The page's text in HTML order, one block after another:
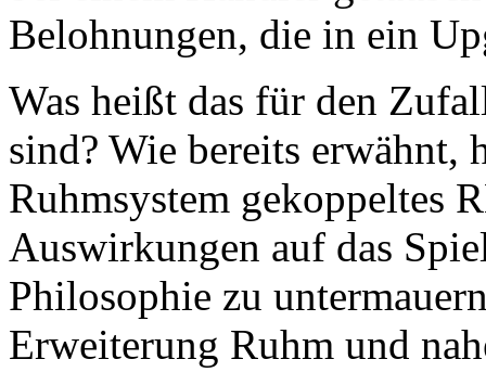
Belohnungen, die in ein
Was heißt das für den
sind? Wie bereits erwähnt,
Ruhmsystem gekoppeltes
Auswirkungen auf das
Philosophie zu
Erweiterung Ruhm und